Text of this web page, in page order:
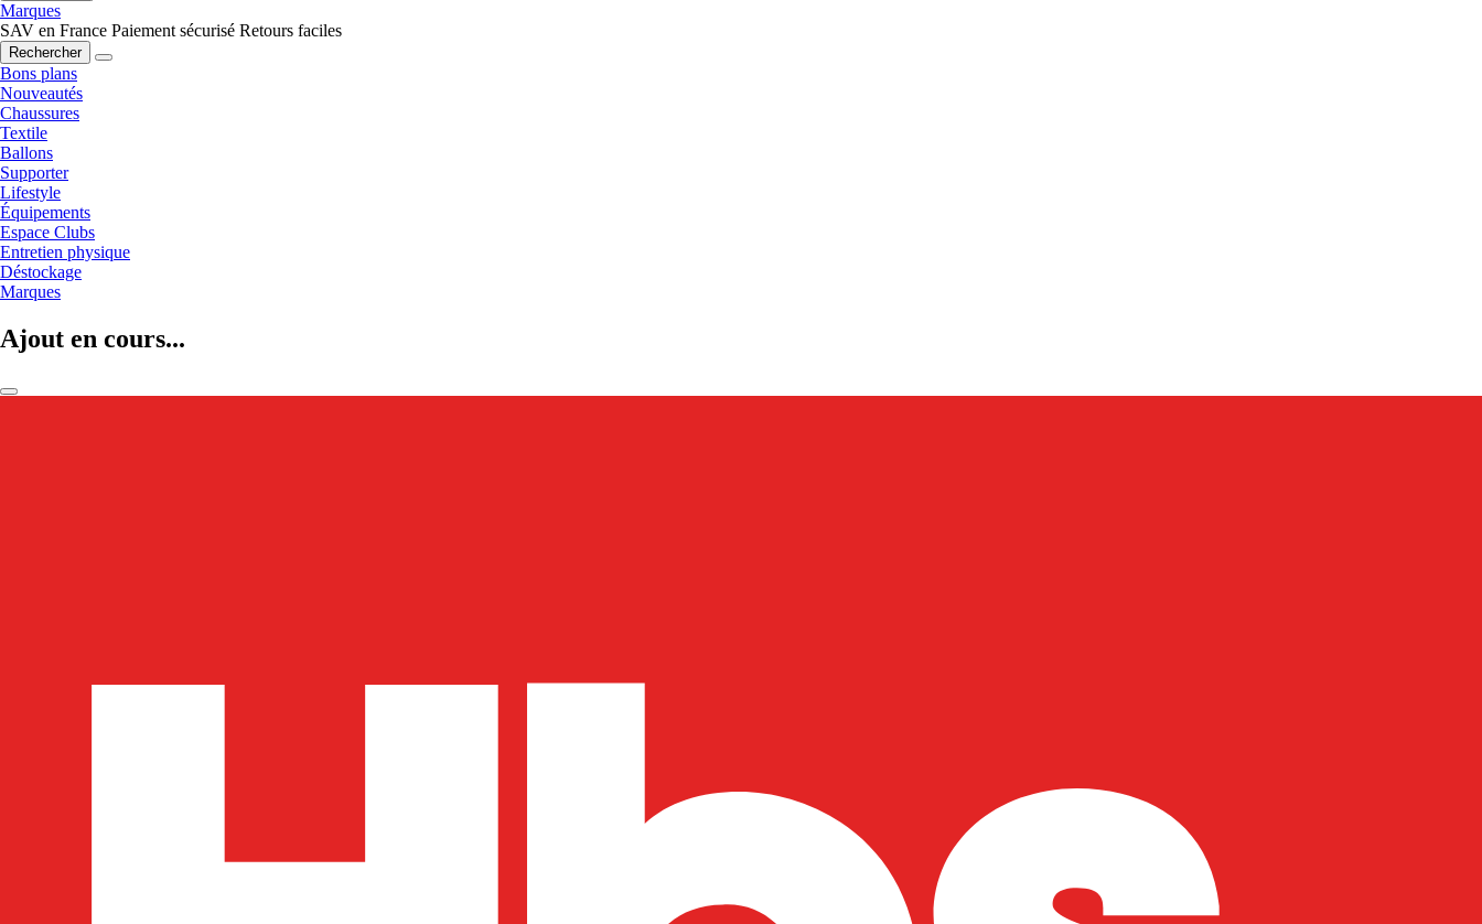
Marques
SAV en France Paiement sécurisé Retours faciles
Rechercher
Bons plans
Nouveautés
Chaussures
Textile
Ballons
Supporter
Lifestyle
Équipements
Espace Clubs
Entretien physique
Déstockage
Marques
Ajout en cours...